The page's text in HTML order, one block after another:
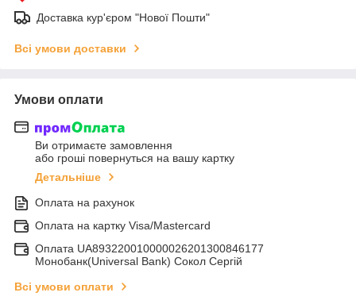
Доставка кур'єром "Нової Пошти"
Всі умови доставки
Умови оплати
Ви отримаєте замовлення
або гроші повернуться на вашу картку
Детальніше
Оплата на рахунок
Оплата на картку Visa/Mastercard
Оплата UA893220010000026201300846177
Монобанк(Universal Bank) Сокол Сергій
Всі умови оплати